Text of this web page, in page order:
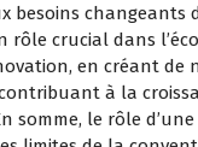
besoins changeants
rôle crucial dans
en créant de
à la
somme, le rôle